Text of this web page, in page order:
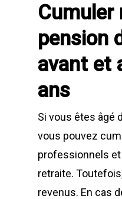
Cumuler
pension
avant et
ans
Si vous êtes âgé
vous pouvez
professionnels
retraite.
revenus. En cas